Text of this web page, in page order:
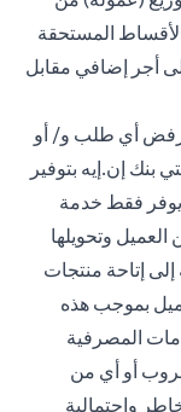
المستحقة
أجر إضافي مقابل
رفض أي طلب و/ أو
بنك إن.إيه بتوفير
يوفر فقط خدمة
وتحويلها
إلى إتاحة منتجات
بموجب هذه
المصرفية
أو أي من
واحتمالية